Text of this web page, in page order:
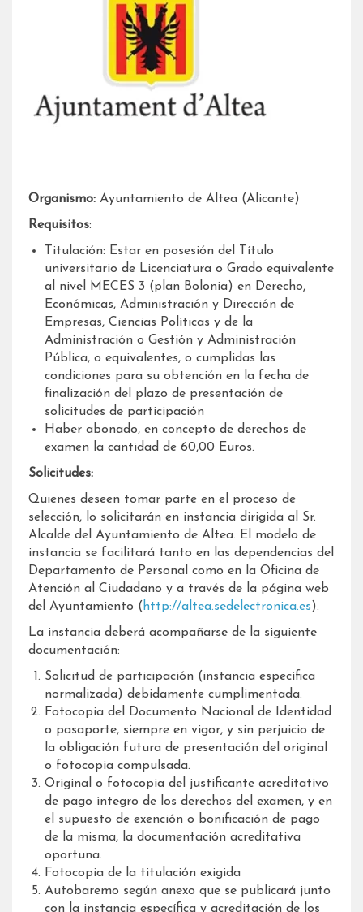
Organismo: Ayuntamiento de Altea (Alicante)
Requisitos:
Titulación: Estar en posesión del Título
universitario de Licenciatura o Grado equivalente
al nivel MECES 3 (plan Bolonia) en Derecho,
Económicas, Administración y Dirección de
Empresas, Ciencias Políticas y de la
Administración o Gestión y Administración
Pública, o equivalentes, o cumplidas las
condiciones para su obtención en la fecha de
finalización del plazo de presentación de
solicitudes de participación
Haber abonado, en concepto de derechos de
examen la cantidad de 60,00 Euros.
Solicitudes:
Quienes deseen tomar parte en el proceso de
selección, lo solicitarán en instancia dirigida al Sr.
Alcalde del Ayuntamiento de Altea. El modelo de
instancia se facilitará tanto en las dependencias del
Departamento de Personal como en la Oficina de
Atención al Ciudadano y a través de la página web
del Ayuntamiento ( http://altea.sedelectronica.es).
La instancia deberá acompañarse de la siguiente
documentación:
Solicitud de participación (instancia específica
normalizada) debidamente cumplimentada.
Fotocopia del Documento Nacional de Identidad
o pasaporte, siempre en vigor, y sin perjuicio de
la obligación futura de presentación del original
o fotocopia compulsada.
Original o fotocopia del justificante acreditativo
de pago íntegro de los derechos del examen, y en
el supuesto de exención o bonificación de pago
de la misma, la documentación acreditativa
oportuna.
Fotocopia de la titulación exigida
Autobaremo según anexo que se publicará junto
con la instancia específica y acreditación de los